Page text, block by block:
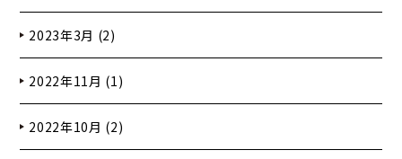
2023年3月 (2)
2022年11月 (1)
2022年10月 (2)